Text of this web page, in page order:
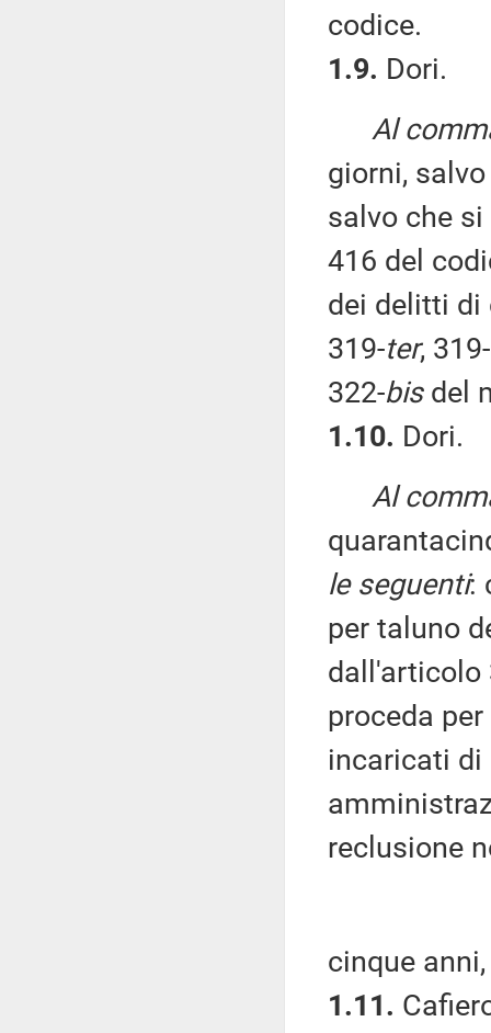
codice.
1.9. Dori.
Al
giorni,
salvo che
416 del
dei delitti di
319-ter, 319-
322-bisdel
1.10. Dori.
Al
le seguenti:
per taluno
dall'articolo
proceda
incaricati di
reclusione
cinque
1.11.